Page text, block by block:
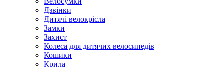
Дзвінки
Дитячі велокрісла
Замки
Захист
Колеса для дитячих велосипедів
Кошики
Крила